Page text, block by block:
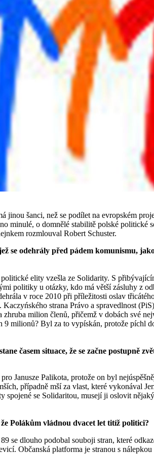
jinou šanci, než se podílet na evropském
minulé, o domnělé stabilitě polské
rozmlouval Robert Schuster.
se odehrály před pádem komunismu,
elity vzešla ze Solidarity. S
politiky u otázky, kdo má větší zásluhy z
v roce 2010 při příležitosti oslav
strana Právo a spravedlnost
milion členů, přičemž v dobách své
milionů? Byl za to vypískán, protože píchl
časem situace, že se začne postupně
Janusze Palikota, protože on byl
případně mší za vlast, které vykonával
se Solidaritou, musejí ji oslovit
Polákům vládnou dvacet let titíž politici?
se dlouho podobal souboji stran, které
Občanská platforma je stranou s